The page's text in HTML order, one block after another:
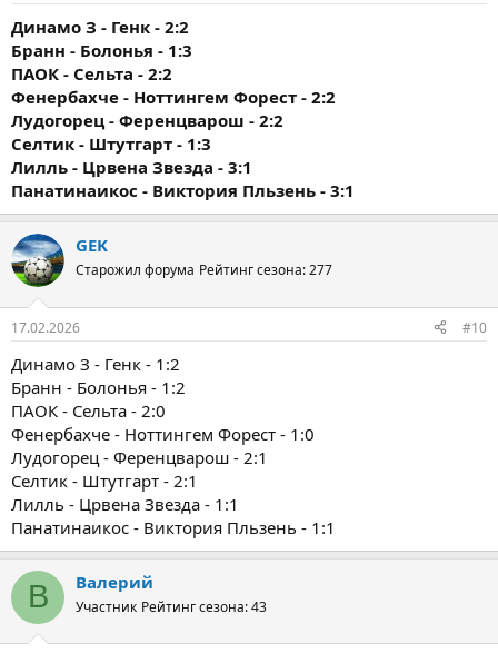
Динамо З - Генк - 2:2
Бранн - Болонья - 1:3
ПАОК - Сельта - 2:2
Фенербахче - Ноттингем Форест - 2:2
Лудогорец - Ференцварош - 2:2
Селтик - Штутгарт - 1:3
Лилль - Црвена Звезда - 3:1
Панатинаикос - Виктория Пльзень - 3:1
GEK
Старожил форума Рейтинг сезона: 277
17.02.2026 #10
Динамо З - Генк - 1:2
Бранн - Болонья - 1:2
ПАОК - Сельта - 2:0
Фенербахче - Ноттингем Форест - 1:0
Лудогорец - Ференцварош - 2:1
Селтик - Штутгарт - 2:1
Лилль - Црвена Звезда - 1:1
Панатинаикос - Виктория Пльзень - 1:1
В Валерий
Участник Рейтинг сезона: 43